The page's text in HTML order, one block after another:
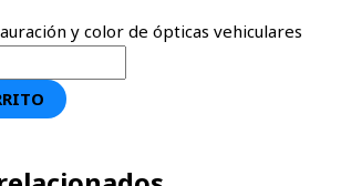
y color de ópticas vehiculares